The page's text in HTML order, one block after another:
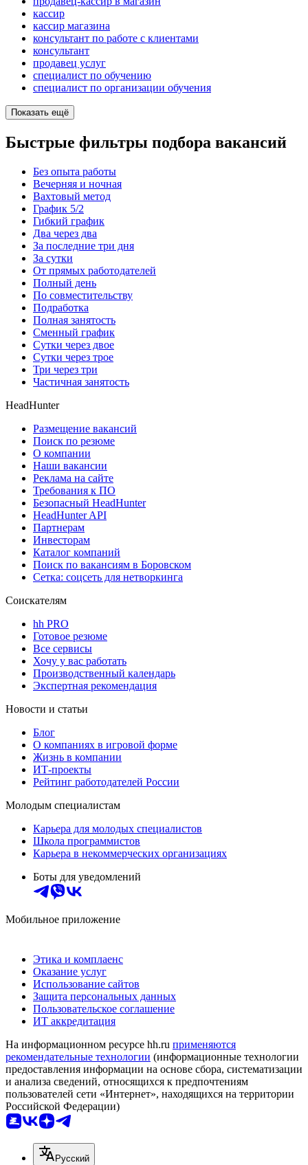
кассир
кассир магазина
консультант по работе с клиентами
консультант
продавец услуг
специалист по обучению
специалист по организации обучения
Показать ещё
Быстрые фильтры подбора вакансий
Без опыта работы
Вечерняя и ночная
Вахтовый метод
График 5/2
Гибкий график
Два через два
За последние три дня
За сутки
От прямых работодателей
Полный день
По совместительству
Подработка
Полная занятость
Сменный график
Сутки через двое
Сутки через трое
Три через три
Частичная занятость
HeadHunter
Размещение вакансий
Поиск по резюме
О компании
Наши вакансии
Реклама на сайте
Требования к ПО
Безопасный HeadHunter
HeadHunter API
Партнерам
Инвесторам
Каталог компаний
Поиск по вакансиям в Боровском
Сетка: соцсеть для нетворкинга
Соискателям
hh PRO
Готовое резюме
Все сервисы
Хочу у вас работать
Производственный календарь
Экспертная рекомендация
Новости и статьи
Блог
О компаниях в игровой форме
Жизнь в компании
ИТ-проекты
Рейтинг работодателей России
Молодым специалистам
Карьера для молодых специалистов
Школа программистов
Карьера в некоммерческих организациях
Боты для уведомлений
Мобильное приложение
Этика и комплаенс
Оказание услуг
Использование сайтов
Защита персональных данных
Пользовательское соглашение
ИТ аккредитация
На информационном ресурсе hh.ru применяются
рекомендательные технологии (информационные технологии
предоставления информации на основе сбора, систематизации
и анализа сведений, относящихся к предпочтениям
пользователей сети «Интернет», находящихся на территории
Российской Федерации)
Русский